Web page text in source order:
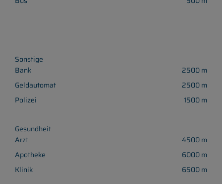
Sonstige
Bank
2500 m
Geldautomat
2500 m
Polizei
1500 m
Gesundheit
Arzt
4500 m
Apotheke
6000 m
Klinik
6500 m